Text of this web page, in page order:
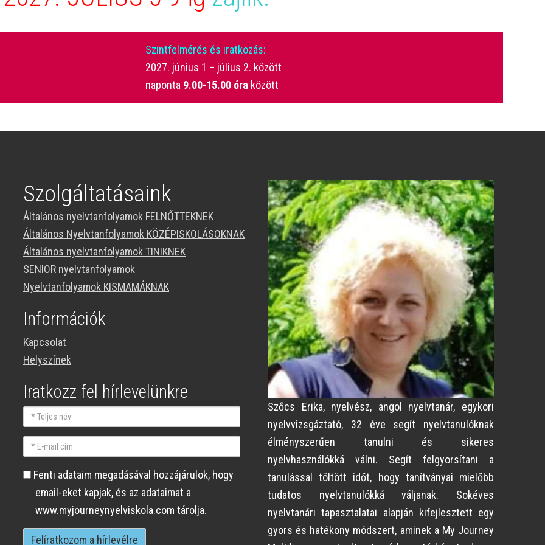
Szintfelmérés és iratkozás:
2027. június 1 – július 2. között
naponta 9.00-15.00 óra között
Szolgáltatásaink
Általános nyelvtanfolyamok FELNŐTTEKNEK
Általános Nyelvtanfolyamok KÖZÉPISKOLÁSOKNAK
Általános nyelvtanfolyamok TINIKNEK
SENIOR nyelvtanfolyamok
Nyelvtanfolyamok KISMAMÁKNAK
Információk
Kapcsolat
Helyszínek
Iratkozz fel hírlevelünkre
Teljes
E-
cím
Fenti
adataim
megadásával
hozzájárulok,
Fenti adataim megadásával hozzájárulok, hogy
email-eket kapjak, és az adataimat a
www.myjourneynyelviskola.com tárolja.
Szőcs Erika, nyelvész, angol nyelvtanár, egykori
nyelvvizsgáztató, 32 éve segít nyelvtanulóknak
élményszerűen tanulni és sikeres
nyelvhasználókká válni. Segít felgyorsítani a
tanulással töltött időt, hogy tanítványai mielőbb
tudatos nyelvtanulókká váljanak. Sokéves
nyelvtanári tapasztalatai alapján kifejlesztett egy
gyors és hatékony módszert, aminek a My Journey